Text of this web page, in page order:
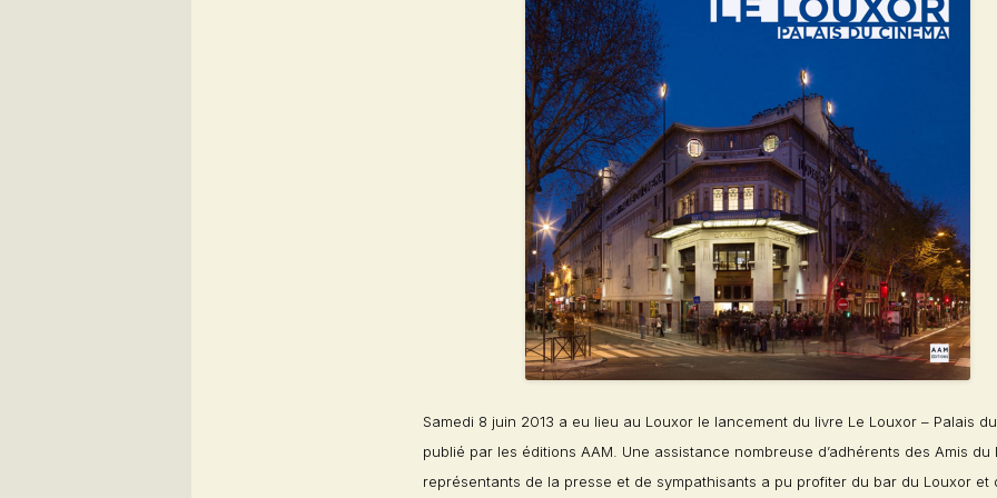
Samedi 8 juin 2013 a eu lieu au Louxor le lancement du livre Le Louxor – Palais
publié par les éditions AAM. Une assistance nombreuse d’adhérents des Amis du
représentants de la presse et de sympathisants a pu profiter du bar du Louxor et